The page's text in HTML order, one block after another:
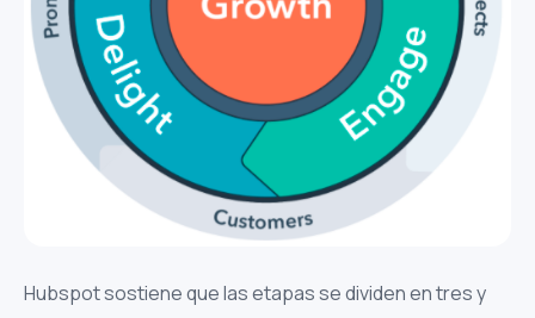
Hubspot sostiene que las etapas se dividen en tres y